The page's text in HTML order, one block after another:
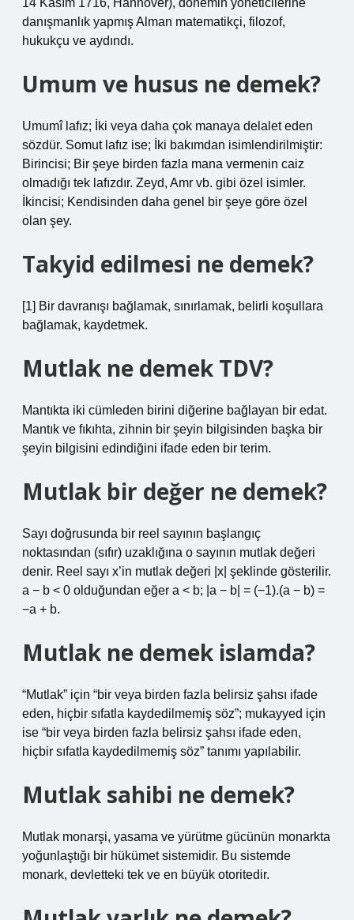
14 Kasım 1716, Hannover), dönemin yöneticilerine
danışmanlık yapmış Alman matematikçi, filozof,
hukukçu ve aydındı.
Umum ve husus ne demek?
Umumî lafız; İki veya daha çok manaya delalet eden
sözdür. Somut lafız ise; İki bakımdan isimlendirilmiştir:
Birincisi; Bir şeye birden fazla mana vermenin caiz
olmadığı tek lafızdır. Zeyd, Amr vb. gibi özel isimler.
İkincisi; Kendisinden daha genel bir şeye göre özel
olan şey.
Takyid edilmesi ne demek?
[1] Bir davranışı bağlamak, sınırlamak, belirli koşullara
bağlamak, kaydetmek.
Mutlak ne demek TDV?
Mantıkta iki cümleden birini diğerine bağlayan bir edat.
Mantık ve fıkıhta, zihnin bir şeyin bilgisinden başka bir
şeyin bilgisini edindiğini ifade eden bir terim.
Mutlak bir değer ne demek?
Sayı doğrusunda bir reel sayının başlangıç ​​
noktasından (sıfır) uzaklığına o sayının mutlak değeri
denir. Reel sayı x’in mutlak değeri |x| şeklinde gösterilir.
a − b < 0 olduğundan eğer a < b; |a − b| = (−1).(a − b) =
−a + b.
Mutlak ne demek islamda?
“Mutlak” için “bir veya birden fazla belirsiz şahsı ifade
eden, hiçbir sıfatla kaydedilmemiş söz”; mukayyed için
ise “bir veya birden fazla belirsiz şahsı ifade eden,
hiçbir sıfatla kaydedilmemiş söz” tanımı yapılabilir.
Mutlak sahibi ne demek?
Mutlak monarşi, yasama ve yürütme gücünün monarkta
yoğunlaştığı bir hükümet sistemidir. Bu sistemde
monark, devletteki tek ve en büyük otoritedir.